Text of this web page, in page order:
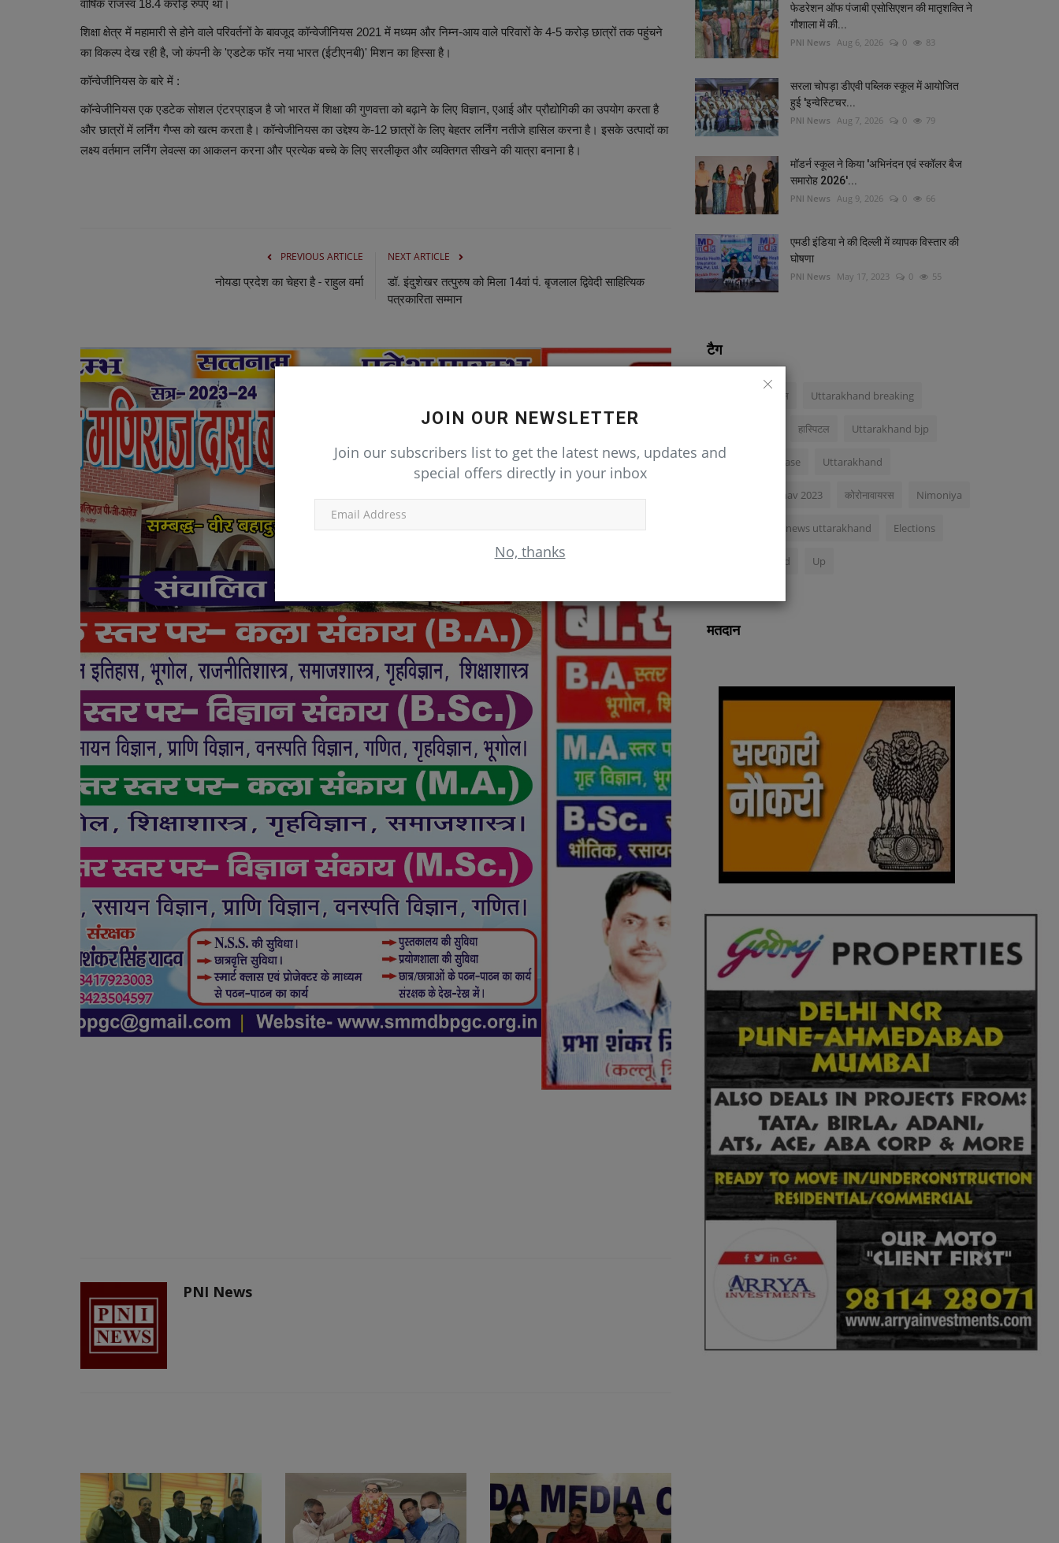
JOIN OUR NEWSLETTER
Join our subscribers list to get the latest news, updates and
special offers directly in your inbox
No, thanks
वार्षिक राजस्व 18.4 करोड़ रुपए था।
शिक्षा क्षेत्र में महामारी से होने वाले परिवर्तनों के बावजूद कॉन्वेजीनियस 2021 में मध्यम और निम्न-आय वाले परिवारों के 4-5 करोड़ छात्रों तक पहुंचने
का विकल्प देख रही है, जो कंपनी के 'एडटेक फॉर नया भारत (ईटीएनबी)' मिशन का हिस्सा है।
कॉन्वेजीनियस के बारे में :
कॉन्वेजीनियस एक एडटेक सोशल एंटरप्राइज है जो भारत में शिक्षा की गुणवत्ता को बढ़ाने के लिए विज्ञान, एआई और प्रौद्योगिकी का उपयोग करता है
और छात्रों में लर्निंग गैप्स को खत्म करता है। कॉन्वेजीनियस का उद्देश्य के-12 छात्रों के लिए बेहतर लर्निंग नतीजे हासिल करना है। इसके उत्पादों का
लक्ष्य वर्तमान लर्निंग लेवल्स का आकलन करना और प्रत्येक बच्चे के लिए सरलीकृत और व्यक्तिगत सीखने की यात्रा बनाना है।
PREVIOUS ARTICLE
नोयडा प्रदेश का चेहरा है - राहुल वर्मा
NEXT ARTICLE
डॉ. इंदुशेखर तत्पुरुष को मिला 14वां पं. बृजलाल द्विवेदी साहित्यिक
पत्रकारिता सम्मान
PNI News
फेडरेशन ऑफ पंजाबी एसोसिएशन की मातृशक्ति ने
गौशाला में की...
PNI News Aug 6, 2026 0 83
सरला चोपड़ा डीएवी पब्लिक स्कूल में आयोजित
हुई 'इन्वेस्टिचर...
PNI News Aug 7, 2026 0 79
मॉडर्न स्कूल ने किया 'अभिनंदन एवं स्कॉलर बैज
समारोह 2026'...
PNI News Aug 9, 2026 0 66
एमडी इंडिया ने की दिल्‍ली में व्‍यापक विस्‍तार की
घोषणा
PNI News May 17, 2023 0 55
टैग
अंकिता भंडारी मर्डर केस Uttarakhand breaking
हास्पिटल Uttarakhand bjp
Ankita Bhandari case Uttarakhand
Nagar palika chunav 2023 कोरोनावायरस Nimoniya
exclusive news uttarakhand Elections
Bjp in uttarakhand Up
मतदान